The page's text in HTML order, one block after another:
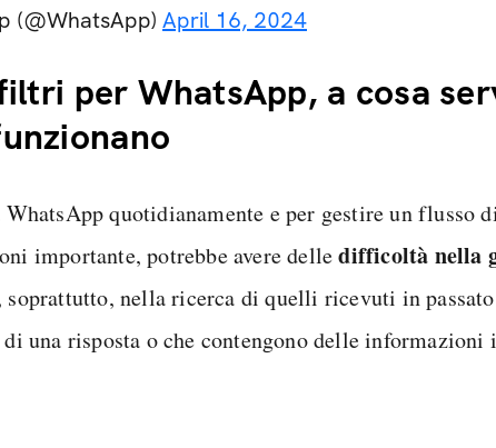
(@WhatsApp) April 16, 2024
per WhatsApp, a cosa
quotidianamente e per gestire un flusso
importante, potrebbe avere delledifficoltà nella
soprattutto, nella ricerca di quelli ricevuti in
di una risposta o che contengono delle